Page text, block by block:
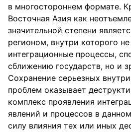
в многостороннем формате.
Восточная Азия как
значительной степени
регионом, внутри которого
интеграционные процессы,
сближению государств, но и
Сохранение серьезных
проблем оказывает
комплекс проявления
явлений и процессов в
силу влияния тех или иных